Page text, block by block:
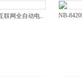
联网全自动电.. NB-